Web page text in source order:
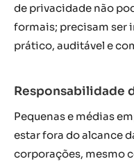
de privacidade não
formais; precisam ser
prático, auditável e
Responsabilidade
Pequenas e médias
estar fora do alcance
corporações, mesmo